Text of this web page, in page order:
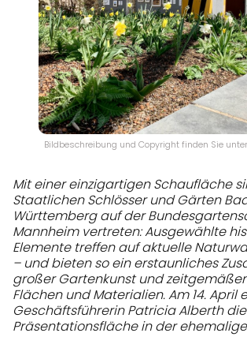
Bildbeschreibung und Copyright finden Sie
Mit einer einzigartigen Schaufläche
Staatlichen Schlösser und Gärten
Württemberg auf der
Mannheim vertreten: Ausgewählte
Elemente treffen auf aktuelle
– und bieten so ein erstaunliches
großer Gartenkunst und
Flächen und Materialien. Am 14. April
Geschäftsführerin Patricia Alberth die
Präsentationsfläche in der